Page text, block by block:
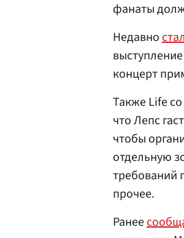
фанаты
Недавно
концерт
Также Life
что Лепс
чтобы
отдельную
требований
прочее.
Ранее